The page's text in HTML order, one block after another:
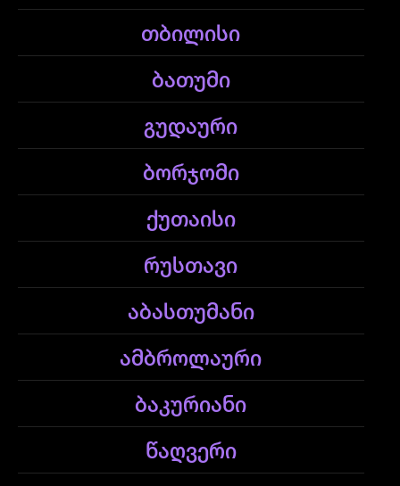
თბილისი
ბათუმი
გუდაური
ბორჯომი
ქუთაისი
რუსთავი
აბასთუმანი
ამბროლაური
ბაკურიანი
წაღვერი